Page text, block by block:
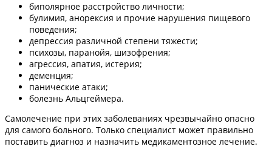
биполярное расстройство личности;
булимия, анорексия и прочие нарушения пищевого
поведения;
депрессия различной степени тяжести;
психозы, паранойя, шизофрения;
агрессия, апатия, истерия;
деменция;
панические атаки;
болезнь Альцгеймера.
Самолечение при этих заболеваниях чрезвычайно опасно
для самого больного. Только специалист может правильно
поставить диагноз и назначить медикаментозное лечение.